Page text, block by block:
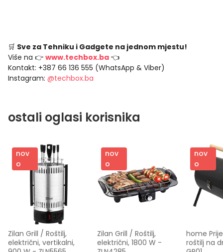
🛒 Sve za Tehniku i Gadgete na jednom mjestu!
Više na 👉 www.techbox.ba 👈
Kontakt: +387 66 136 555 (WhatsApp & Viber)
Instagram: @techbox.ba
ostali oglasi korisnika
nov
o
Zilan Grill / Roštilj,
električni, vertikalni,
nov
o
Zilan Grill / Roštilj,
električni, 1800 W -
nov
o
home
roštilj na